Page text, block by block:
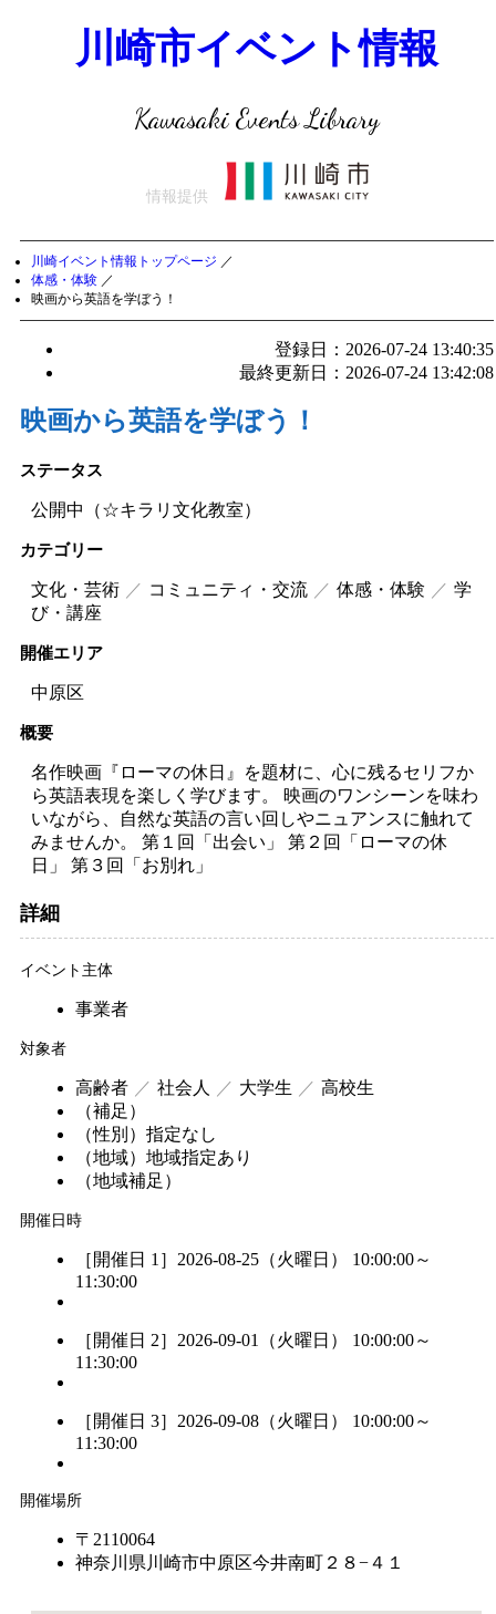
川崎市イベント情報
Kawasaki Events Library
情報提供
川崎イベント情報トップページ ／
体感・体験 ／
映画から英語を学ぼう！
登録日：2026-07-24 13:40:35
最終更新日：2026-07-24 13:42:08
映画から英語を学ぼう！
ステータス
公開中（☆キラリ文化教室）
カテゴリー
文化・芸術 コミュニティ・交流 体感・体験
学
び・講座
開催エリア
中原区
概要
名作映画『ローマの休日』を題材に、心に残るセリフか
ら英語表現を楽しく学びます。 映画のワンシーンを味わ
いながら、自然な英語の言い回しやニュアンスに触れて
みませんか。 第１回「出会い」 第２回「ローマの休
日」 第３回「お別れ」
詳細
イベント主体
事業者
対象者
高齢者 社会人 大学生
高校生
（補足）
（性別） 指定なし
（地域） 地域指定あり
（地域補足）
開催日時
［開催日 1］2026-08-25（火曜日） 10:00:00～
11:30:00
［開催日 2］2026-09-01（火曜日） 10:00:00～
11:30:00
［開催日 3］2026-09-08（火曜日） 10:00:00～
11:30:00
開催場所
〒2110064
神奈川県川崎市中原区今井南町２８−４１